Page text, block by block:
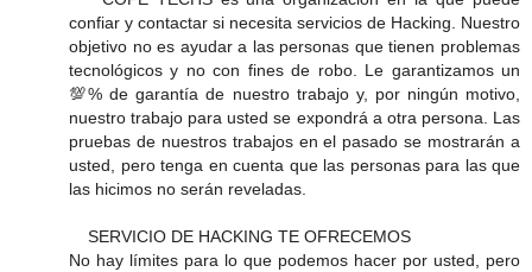
confiar y contactar si necesita servicios de Hacking. Nuestro
objetivo no es ayudar a las personas que tienen problemas
tecnológicos y no con fines de robo. Le garantizamos un
💯% de garantía de nuestro trabajo y, por ningún motivo,
nuestro trabajo para usted se expondrá a otra persona. Las
pruebas de nuestros trabajos en el pasado se mostrarán a
usted, pero tenga en cuenta que las personas para las que
las hicimos no serán reveladas.
SERVICIO DE HACKING TE OFRECEMOS
No hay límites para lo que podemos hacer por usted, pero